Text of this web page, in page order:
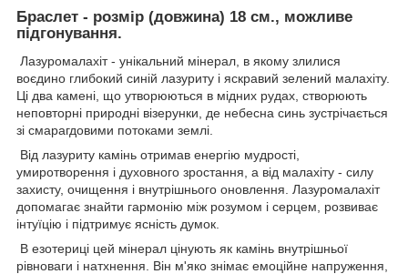
Браслет - розмір (довжина) 18 см., можливе
підгонування.
Лазуромалахіт - унікальний мінерал, в якому злилися
воєдино глибокий синій лазуриту і яскравий зелений малахіту.
Ці два камені, що утворюються в мідних рудах, створюють
неповторні природні візерунки, де небесна синь зустрічається
зі смарагдовими потоками землі.
Від лазуриту камінь отримав енергію мудрості,
умиротворення і духовного зростання, а від малахіту - силу
захисту, очищення і внутрішнього оновлення. Лазуромалахіт
допомагає знайти гармонію між розумом і серцем, розвиває
інтуїцію і підтримує ясність думок.
В езотериці цей мінерал цінують як камінь внутрішньої
рівноваги і натхнення. Він м'яко знімає емоційне напруження,